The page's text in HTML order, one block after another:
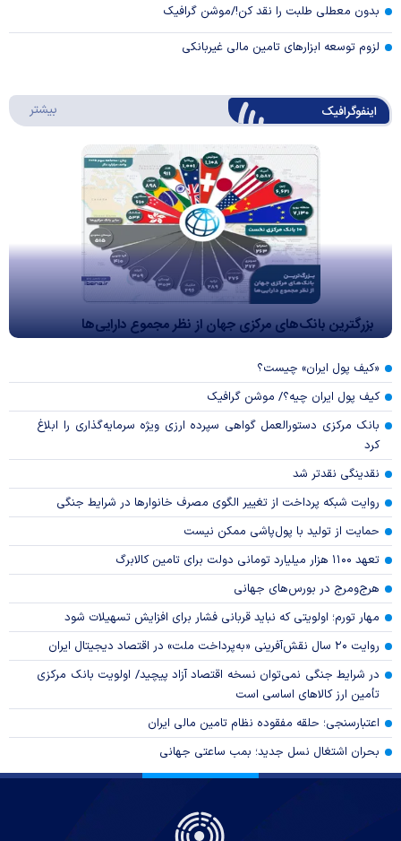
بدون معطلی طلبت را نقد کن!/موشن گرافیک
لزوم توسعه ابزارهای تامین مالی غیربانکی
اینفوگرافیک بیشتر
بزرگترین بانک‌های مرکزی جهان از نظر مجموع دارایی‌ها
«کیف پول ایران» چیست؟
کیف پول ایران چیه؟/ موشن گرافیک
بانک مرکزی دستورالعمل گواهی سپرده ارزی ویژه سرمایه‌گذاری را ابلاغ
کرد
نقدینگی نقدتر شد
روایت شبکه پرداخت از تغییر الگوی مصرف خانوار‌ها در شرایط جنگی
حمایت از تولید با پول‌پاشی ممکن نیست
تعهد ۱۱۰۰ هزار میلیارد تومانی دولت برای تامین کالابرگ
هرج‌ومرج در بورس‌های جهانی
مهار تورم؛ اولویتی که نباید قربانی فشار برای افزایش تسهیلات شود
روایت ۲۰ سال نقش‌آفرینی «به‌پرداخت ملت» در اقتصاد دیجیتال ایران
در شرایط جنگی نمی‌توان نسخه اقتصاد آزاد پیچید/ اولویت بانک مرکزی
تأمین ارز کالا‌های اساسی است
اعتبارسنجی؛ حلقه مفقوده نظام تامین مالی ایران
بحران اشتغال نسل جدید؛ بمب ساعتی جهانی